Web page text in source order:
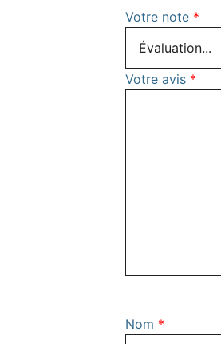
Votre note *
Votre avis *
Nom *